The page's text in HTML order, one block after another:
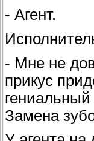
- Агент.
- Мне не
прикус
Замена